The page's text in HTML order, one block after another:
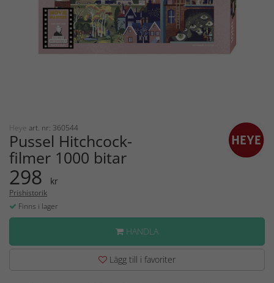
Heye art. nr: 360544
Pussel Hitchcock-
filmer 1000 bitar
298 kr
Prishistorik
Finns i lager
HANDLA
Lägg till i favoriter